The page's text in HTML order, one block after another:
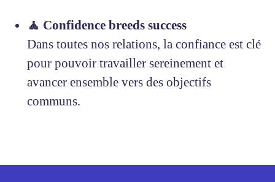
🧘 Confidence breeds success
Dans toutes nos relations, la confiance est clé
pour pouvoir travailler sereinement et
avancer ensemble vers des objectifs
communs.